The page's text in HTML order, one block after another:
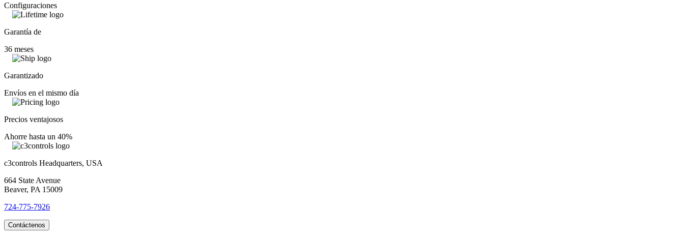
Configuraciones
Garantía de
36 meses
Garantizado
Envíos en el mismo día
Precios ventajosos
Ahorre hasta un 40%
c3controls Headquarters, USA
664 State Avenue
Beaver, PA 15009
724-775-7926
Contáctenos